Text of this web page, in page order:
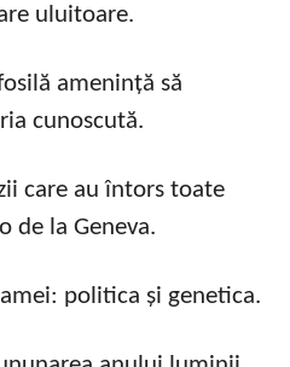
uluitoare.
amenință să
cunoscută.
care au întors toate
de la Geneva.
politica și genetica.